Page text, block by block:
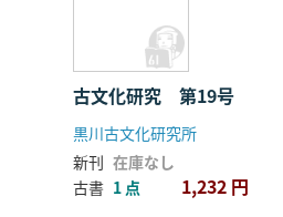
古文化研究 第19号
黒川古文化研究所
新刊 在庫なし
古書 1 点 1,232 円